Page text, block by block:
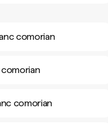
comorian
comorian